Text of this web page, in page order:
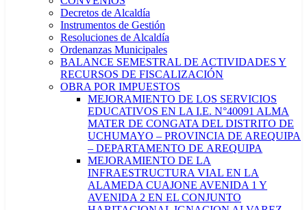
Decretos de Alcaldía
Instrumentos de Gestión
Resoluciones de Alcaldía
Ordenanzas Municipales
BALANCE SEMESTRAL DE ACTIVIDADES Y
RECURSOS DE FISCALIZACIÓN
OBRA POR IMPUESTOS
MEJORAMIENTO DE LOS SERVICIOS
EDUCATIVOS EN LA I.E. N°40091 ALMA
MATER DE CONGATA DEL DISTRITO DE
UCHUMAYO – PROVINCIA DE AREQUIPA
– DEPARTAMENTO DE AREQUIPA
MEJORAMIENTO DE LA
INFRAESTRUCTURA VIAL EN LA
ALAMEDA CUAJONE AVENIDA 1 Y
AVENIDA 2 EN EL CONJUNTO